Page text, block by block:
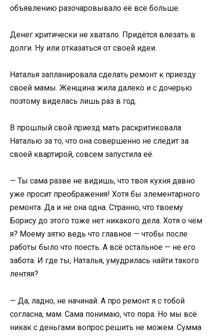
объявлению разочаровывало её всё больше.
Денег критически не хватало. Придётся влезать в
долги. Ну или отказаться от своей идеи.
Наталья запланировала сделать ремонт к приезду
своей мамы. Женщина жила далеко и с дочерью
поэтому виделась лишь раз в год.
В прошлый свой приезд мать раскритиковала
Наталью за то, что она совершенно не следит за
своей квартирой, совсем запустила её.
— Ты сама разве не видишь, что твоя кухня давно
уже просит преображения! Хотя бы элементарного
ремонта. Да и не она одна. Странно, что твоему
Борису до этого тоже нет никакого дела. Хотя о чём
я? Моему зятю ведь что главное — чтобы после
работы было что поесть. А всё остальное — не его
забота. И где ты, Наталья, умудрилась найти такого
лентяя?
— Да, ладно, не начинай. А про ремонт я с тобой
согласна, мам. Сама понимаю, что пора. Но мы всё
никак с деньгами вопрос решить не можем. Сумма